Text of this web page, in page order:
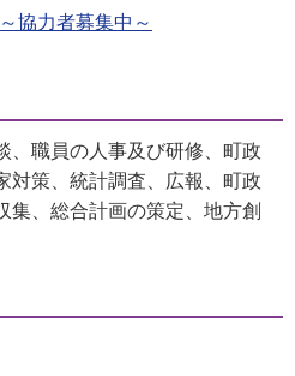
協力者募集中～
、職員の人事及び研修、町政
対策、統計調査、広報、町政
集、総合計画の策定、地方創